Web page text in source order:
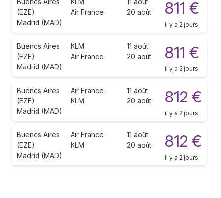
(EZE)
Madrid (MAD)
Air France
20 août
811 €
il y a 2 jours
Buenos Aires
(EZE)
Madrid (MAD)
KLM
Air France
11 août
20 août
811 €
il y a 2 jours
Buenos Aires
(EZE)
Madrid (MAD)
Air France
KLM
11 août
20 août
812 €
il y a 2 jours
Buenos Aires
(EZE)
Madrid (MAD)
Air France
KLM
11 août
20 août
812 €
il y a 2 jours